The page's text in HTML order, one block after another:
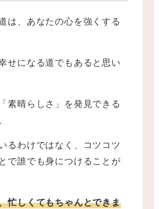
は、あなたの心を強くする
せになる道でもあると思い
素晴らしさ」を発見できる
るわけではなく、コツコツ
で誰でも身につけることが
忙しくてもちゃんとできま